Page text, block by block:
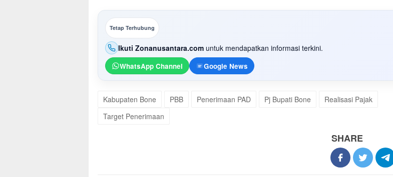
Tetap Terhubung
Ikuti Zonanusantara.com untuk mendapatkan informasi terkini.
WhatsApp Channel Google News
Kabupaten Bone PBB Penerimaan PAD Pj Bupati Bone
Realisasi Pajak
Target Penerimaan
SHARE